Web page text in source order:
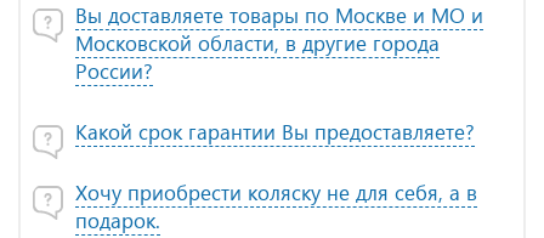
Вы доставляете товары по Москве и МО и
Московской области, в другие города
России?
Какой срок гарантии Вы предоставляете?
Хочу приобрести коляску не для себя, а в
подарок.